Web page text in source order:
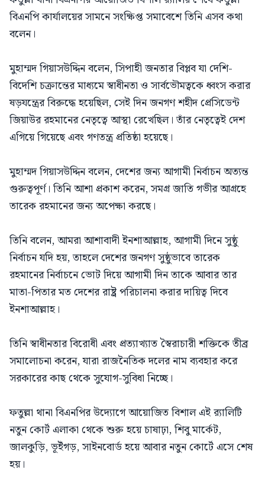
বিএনপি কার্যালয়ের সামনে সংক্ষিপ্ত সমাবেশে তিনি এসব কথা
বলেন।
মুহাম্মদ গিয়াসউদ্দিন বলেন, সিপাহী জনতার বিপ্লব যা দেশি-
বিদেশি চক্রান্তের মাধ্যমে স্বাধীনতা ও সার্বভৌমত্বকে ধ্বংস করার
ষড়যন্ত্রের বিরুদ্ধে হয়েছিল, সেই দিন জনগণ শহীদ প্রেসিডেন্ট
জিয়াউর রহমানের নেতৃত্বে আস্থা রেখেছিল। তাঁর নেতৃত্বেই দেশ
এগিয়ে গিয়েছে এবং গণতন্ত্র প্রতিষ্ঠা হয়েছে।
মুহাম্মদ গিয়াসউদ্দিন বলেন, দেশের জন্য আগামী নির্বাচন অত্যন্ত
গুরুত্বপূর্ণ। তিনি আশা প্রকাশ করেন, সমগ্র জাতি গভীর আগ্রহে
তারেক রহমানের জন্য অপেক্ষা করছে।
তিনি বলেন, আমরা আশাবাদী ইনশাআল্লাহ, আগামী দিনে সুষ্ঠু
নির্বাচন যদি হয়, তাহলে দেশের জনগণ সুষ্ঠুভাবে তারেক
রহমানের নির্বাচনে ভোট দিয়ে আগামী দিন তাকে আবার তার
মাতা-পিতার মত দেশের রাষ্ট্র পরিচালনা করার দায়িত্ব দিবে
ইনশাআল্লাহ।
তিনি স্বাধীনতার বিরোধী এবং প্রত্যাখ্যাত স্বৈরাচারী শক্তিকে তীব্র
সমালোচনা করেন, যারা রাজনৈতিক দলের নাম ব্যবহার করে
সরকারের কাছ থেকে সুযোগ-সুবিধা নিচ্ছে।
ফতুল্লা থানা বিএনপির উদ্যোগে আয়োজিত বিশাল এই র‍্যালিটি
নতুন কোর্ট এলাকা থেকে শুরু হয়ে চাষাঢ়া, শিবু মার্কেট,
জালকুড়ি, ভূইঁগড়, সাইনবোর্ড হয়ে আবার নতুন কোর্টে এসে শেষ
হয়।